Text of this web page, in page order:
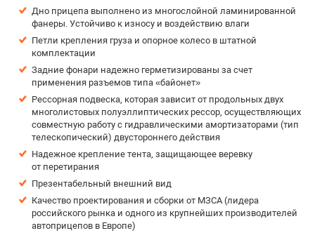
Дно прицепа выполнено из многослойной ламинированной
фанеры. Устойчиво к износу и воздействию влаги
Петли крепления груза и опорное колесо в штатной
комплектации
Задние фонари надежно герметизированы за счет
применения разъемов типа «байонет»
Рессорная подвеска, которая зависит от продольных двух
многолистовых полуэллиптических рессор, осуществляющих
совместную работу с гидравлическими амортизаторами (тип
телескопический) двустороннего действия
Надежное крепление тента, защищающее веревку
от перетирания
Презентабельный внешний вид
Качество проектирования и сборки от МЗСА (лидера
российского рынка и одного из крупнейших производителей
автоприцепов в Европе)